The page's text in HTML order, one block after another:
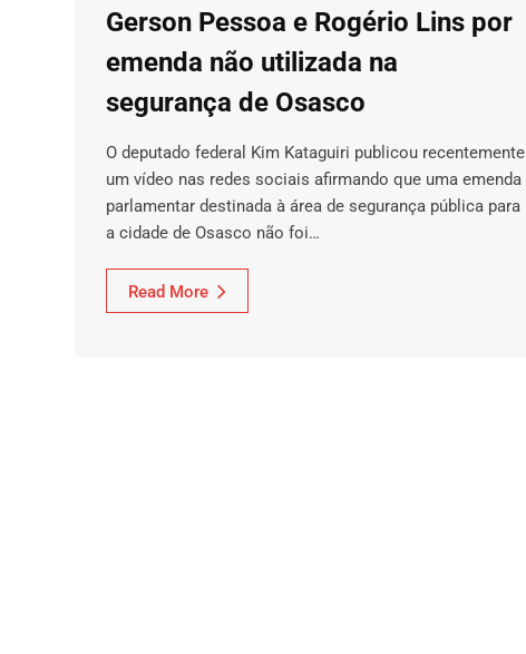
Gerson Pessoa e Rogério Lins por
emenda não utilizada na
segurança de Osasco
O deputado federal Kim Kataguiri publicou recentemente
um vídeo nas redes sociais afirmando que uma emenda
parlamentar destinada à área de segurança pública para
a cidade de Osasco não foi…
Read More